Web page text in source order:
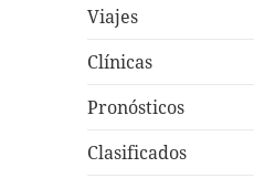
Viajes
Clínicas
Pronósticos
Clasificados